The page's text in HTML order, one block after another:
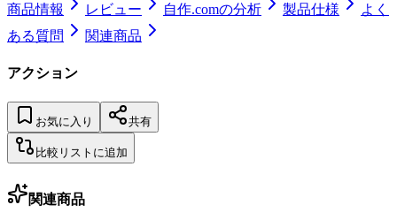
商品情報 レビュー 自作.comの分析 製品仕様
よく
ある質問
関連商品
アクション
お気に入り 共有
比較リストに追加
関連商品